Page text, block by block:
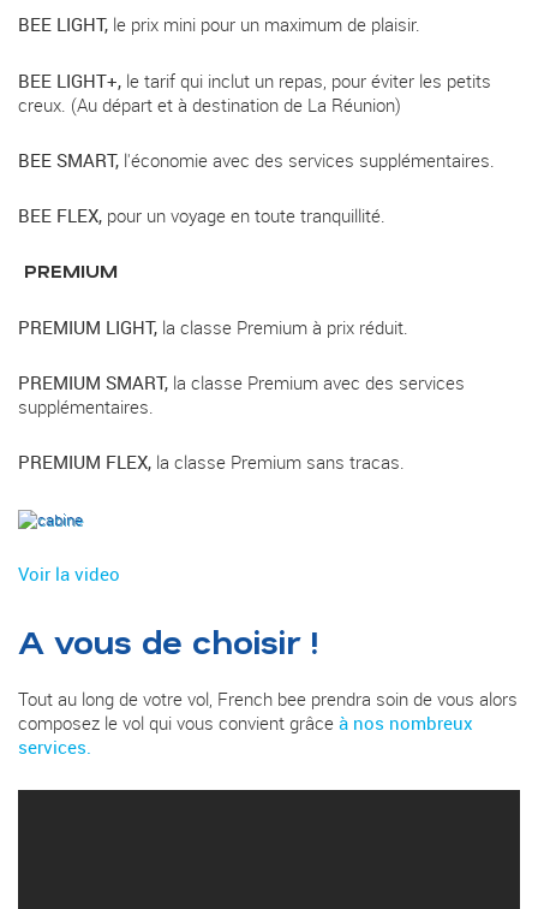
BEE LIGHT, le prix mini pour un maximum de plaisir.
BEE LIGHT+, le tarif qui inclut un repas, pour éviter les petits
creux. (Au départ et à destination de La Réunion)
BEE SMART, l'économie avec des services supplémentaires.
BEE FLEX, pour un voyage en toute tranquillité.
PREMIUM
PREMIUM LIGHT, la classe Premium à prix réduit.
PREMIUM SMART, la classe Premium avec des services
supplémentaires.
PREMIUM FLEX, la classe Premium sans tracas.
Voir la video
A vous de choisir !
Tout au long de votre vol, French bee prendra soin de vous alors
composez le vol qui vous convient grâce à nos nombreux
services.